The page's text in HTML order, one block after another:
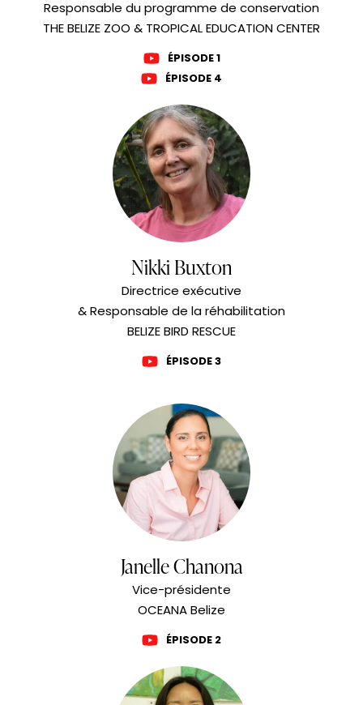
Responsable du programme de conservation
THE BELIZE ZOO & TROPICAL EDUCATION CENTER
ÉPISODE 1
ÉPISODE 4
Nikki Buxton
Directrice exécutive
& Responsable de la réhabilitation
BELIZE BIRD RESCUE
ÉPISODE 3
Janelle Chanona
Vice-présidente
OCEANA Belize
ÉPISODE 2